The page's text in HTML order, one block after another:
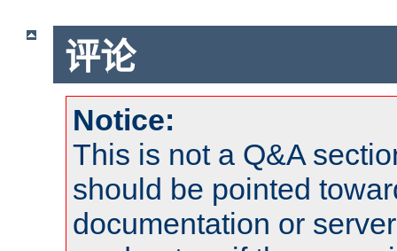
评论
Notice:
This is not a Q&A
should be pointed
documentation or